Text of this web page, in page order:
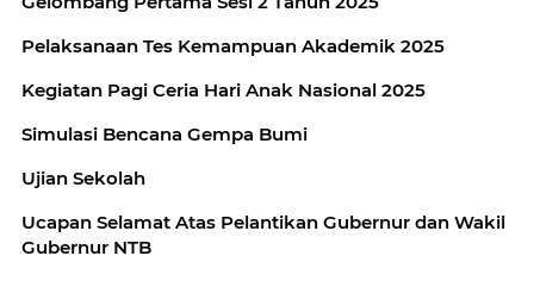
Pelaksanaan Tes Kemampuan Akademik 2025
Kegiatan Pagi Ceria Hari Anak Nasional 2025
Simulasi Bencana Gempa Bumi
Ujian Sekolah
Ucapan Selamat Atas Pelantikan Gubernur dan Wakil
Gubernur NTB